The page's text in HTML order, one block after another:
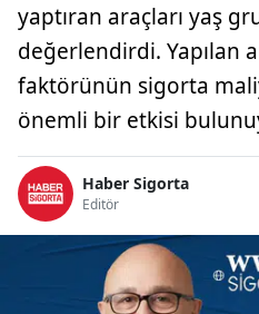
yaptıran araçları yaş
değerlendirdi. Yapılan
faktörünün sigorta
önemli bir etkisi
Haber Sigorta
Editör